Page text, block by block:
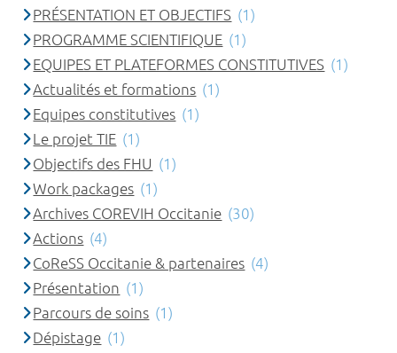
PRÉSENTATION ET OBJECTIFS (1)
PROGRAMME SCIENTIFIQUE (1)
EQUIPES ET PLATEFORMES CONSTITUTIVES (1)
Actualités et formations (1)
Equipes constitutives (1)
Le projet TIE (1)
Objectifs des FHU (1)
Work packages (1)
Archives COREVIH Occitanie (30)
Actions (4)
CoReSS Occitanie & partenaires (4)
Présentation (1)
Parcours de soins (1)
Dépistage (1)